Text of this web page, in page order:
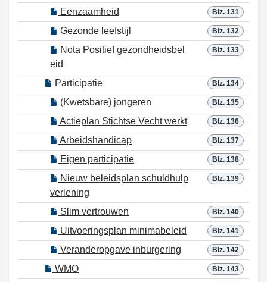
Blz. 131
Eenzaamheid
Blz. 132
Gezonde leefstijl
Blz. 133
Nota Positief gezondheidsbel
eid
Blz. 134
Participatie
Blz. 135
(Kwetsbare) jongeren
Blz. 136
Actieplan Stichtse Vecht werkt
Blz. 137
Arbeidshandicap
Blz. 138
Eigen participatie
Blz. 139
Nieuw beleidsplan schuldhulp
verlening
Blz. 140
Slim vertrouwen
Blz. 141
Uitvoeringsplan minimabeleid
Blz. 142
Veranderopgave inburgering
Blz. 143
WMO